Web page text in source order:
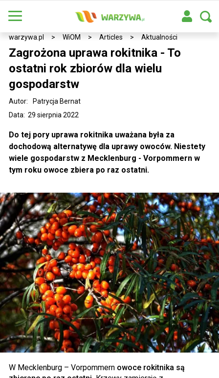
warzywa.pl > WiOM > Articles > Aktualności
Zagrożona uprawa rokitnika - To
ostatni rok zbiorów dla wielu
gospodarstw
Data: 29 sierpnia 2022
Autor: Patrycja Bernat
Do tej pory uprawa rokitnika uważana była za
dochodową alternatywę dla uprawy owoców. Niestety
wiele gospodarstw z Mecklenburg - Vorpommern w
tym roku owoce zbiera po raz ostatni.
W Mecklenburg – Vorpommern owoce rokitnika są